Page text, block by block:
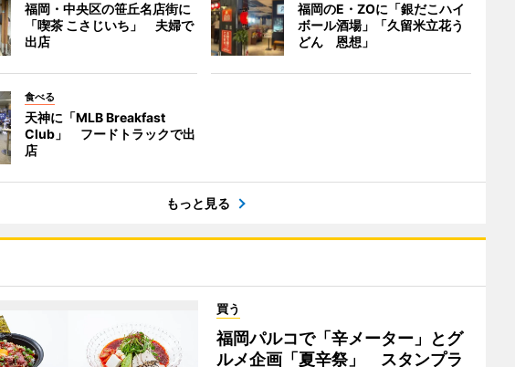
福岡・中央区の笹丘名店街に
「喫茶 こさじいち」 夫婦で
出店
福岡のE・ZOに「銀だこハイ
ボール酒場」「久留米立花う
どん 恩想」
食べる
天神に「MLB Breakfast
Club」 フードトラックで出
店
もっと見る
買う
福岡パルコで「辛メーター」とグ
ルメ企画「夏辛祭」 スタンプラ